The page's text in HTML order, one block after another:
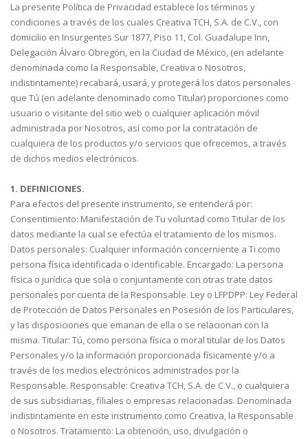
La presente Política de Privacidad establece los términos y
condiciones a través de los cuales Creativa TCH, S.A. de C.V., con
domicilio en Insurgentes Sur 1877, Piso 11, Col. Guadalupe Inn,
Delegación Álvaro Obregón, en la Ciudad de México, (en adelante
denominada como la Responsable, Creativa o Nosotros,
indistintamente) recabará, usará, y protegerá los datos personales
que Tú (en adelante denominado como Titular) proporciones como
usuario o visitante del sitio web o cualquier aplicación móvil
administrada por Nosotros, así como por la contratación de
cualquiera de los productos y/o servicios que ofrecemos, a través
de dichos medios electrónicos.
1. DEFINICIONES.
Para efectos del presente instrumento, se entenderá por:
Consentimiento: Manifestación de Tu voluntad como Titular de los
datos mediante la cual se efectúa el tratamiento de los mismos.
Datos personales: Cualquier información concerniente a Ti como
persona física identificada o identificable. Encargado: La persona
física o jurídica que sola o conjuntamente con otras trate datos
personales por cuenta de la Responsable. Ley o LFPDPP: Ley Federal
de Protección de Datos Personales en Posesión de los Particulares,
y las disposiciones que emanan de ella o se relacionan con la
misma. Titular: Tú, como persona física o moral titular de los Datos
Personales y/o la información proporcionada físicamente y/o a
través de los medios electrónicos administrados por la
Responsable. Responsable: Creativa TCH, S.A. de C.V., o cualquiera
de sus subsidiarias, filiales o empresas relacionadas. Denominada
indistintamente en este instrumento como Creativa, la Responsable
o Nosotros. Tratamiento: La obtención, uso, divulgación o